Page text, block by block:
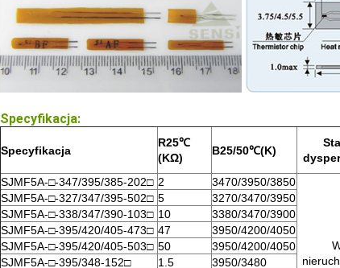
Specyfikacja:
Specyfikacja
R25℃
(KΩ)
B25/50℃(K)
SJMF5A-□-347/395/385-202□ 2 3470/3950/3850
SJMF5A-□-327/347/395-502□ 5
3270/3470/3950
SJMF5A-□-338/347/390-103□ 10
3380/3470/3900
SJMF5A-□-395/420/405-473□ 47
3950/4200/4050
SJMF5A-□-395/420/405-503□ 50
3950/4200/4050
SJMF5A-□-395/348-152□
1.5
3950/3480